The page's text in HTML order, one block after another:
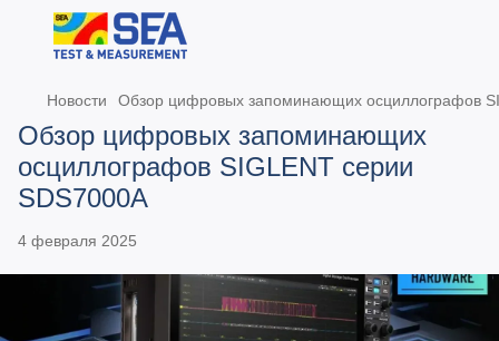
Новости Обзор цифровых запоминающих осциллографов
Обзор цифровых запоминающих
осциллографов SIGLENT серии
SDS7000A
4 февраля 2025